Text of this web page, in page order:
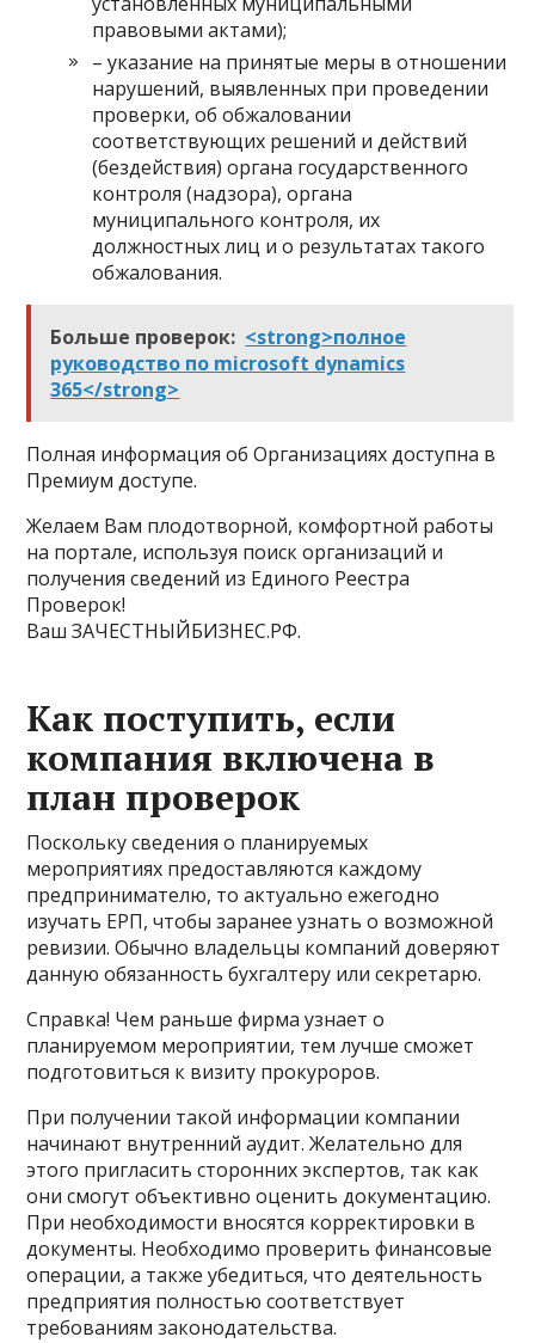
правовыми актами);
– указание на принятые меры в отношении
нарушений, выявленных при проведении
проверки, об обжаловании
соответствующих решений и действий
(бездействия) органа государственного
контроля (надзора), органа
муниципального контроля, их
должностных лиц и о результатах такого
обжалования.
Больше проверок: <strong>полное
руководство по microsoft dynamics
365</strong>
Полная информация об Организациях доступна в
Премиум доступе.
Желаем Вам плодотворной, комфортной работы
на портале, используя поиск организаций и
получения сведений из Единого Реестра
Проверок!
Ваш ЗАЧЕСТНЫЙБИЗНЕС.РФ.
Как поступить, если
компания включена в
план проверок
Поскольку сведения о планируемых
мероприятиях предоставляются каждому
предпринимателю, то актуально ежегодно
изучать ЕРП, чтобы заранее узнать о возможной
ревизии. Обычно владельцы компаний доверяют
данную обязанность бухгалтеру или секретарю.
Справка! Чем раньше фирма узнает о
планируемом мероприятии, тем лучше сможет
подготовиться к визиту прокуроров.
При получении такой информации компании
начинают внутренний аудит. Желательно для
этого пригласить сторонних экспертов, так как
они смогут объективно оценить документацию.
При необходимости вносятся корректировки в
документы. Необходимо проверить финансовые
операции, а также убедиться, что деятельность
предприятия полностью соответствует
требованиям законодательства.